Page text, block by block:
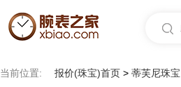
当前位置: 报价(珠宝)首页 > 蒂芙尼珠宝